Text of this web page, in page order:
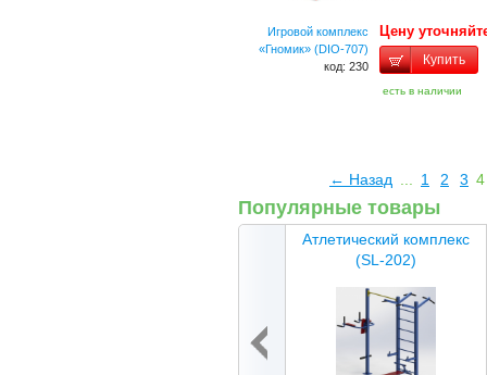
Игровой комплекс
«Гномик» (DIO-707)
код: 230
Цену
Купить
есть в наличии
← Назад 1 2 3
Популярные товары
Атлетический комплекс
(SL-202)